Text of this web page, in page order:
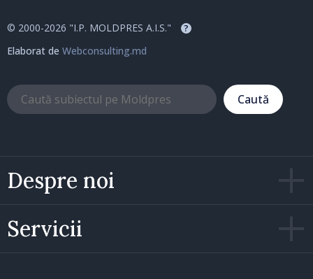
Despre noi
Servicii
© 2000-2026 "I.P. MOLDPRES A.I.S." ?
Elaborat de Webconsulting.md
Caută